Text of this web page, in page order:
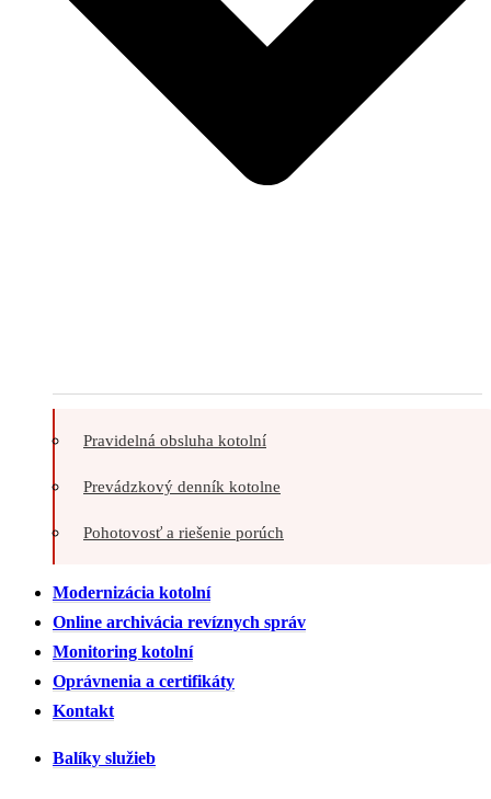
Pravidelná obsluha kotolní
Prevádzkový denník kotolne
Pohotovosť a riešenie porúch
Modernizácia kotolní
Online archivácia revíznych správ
Monitoring kotolní
Oprávnenia a certifikáty
Kontakt
Balíky služieb